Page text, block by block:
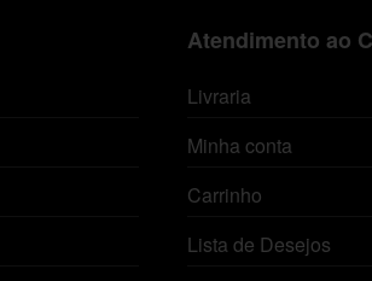
Atendimento ao
Livraria
Minha conta
Carrinho
Lista de Desejos